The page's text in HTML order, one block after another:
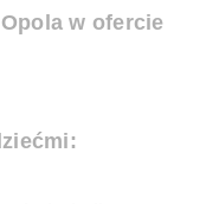
w ofercie